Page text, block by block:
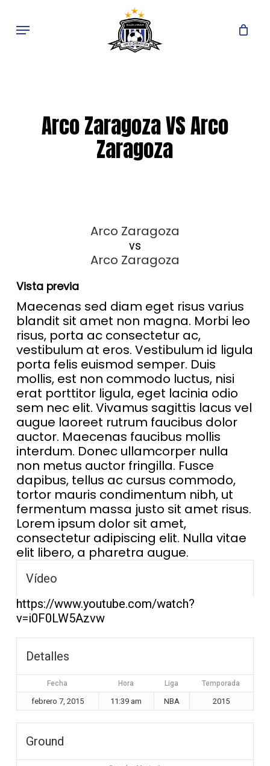
main
Menu
Arco Zaragoza VS Arco
Zaragoza
Arco Zaragoza
vs
Arco Zaragoza
Vista previa
Maecenas sed diam eget risus varius
blandit sit amet non magna. Morbi leo
risus, porta ac consectetur ac,
vestibulum at eros. Vestibulum id ligula
porta felis euismod semper. Duis
mollis, est non commodo luctus, nisi
erat porttitor ligula, eget lacinia odio
sem nec elit. Vivamus sagittis lacus vel
augue laoreet rutrum faucibus dolor
auctor. Maecenas faucibus mollis
interdum. Donec ullamcorper nulla
non metus auctor fringilla. Fusce
dapibus, tellus ac cursus commodo,
tortor mauris condimentum nibh, ut
fermentum massa justo sit amet risus.
Lorem ipsum dolor sit amet,
consectetur adipiscing elit. Nulla vitae
elit libero, a pharetra augue.
Vídeo
https://www.youtube.com/watch?
v=i0F0LW5Azvw
Detalles
Fecha Hora Liga Temporada
febrero 7, 2015 11:39 am NBA 2015
Ground